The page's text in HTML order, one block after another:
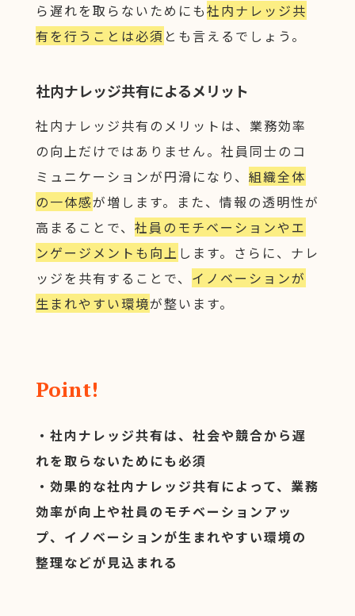
ら遅れを取らないためにも社内ナレッジ共
有を行うことは必須 とも言えるでしょう。
社内ナレッジ共有によるメリット
社内ナレッジ共有のメリットは、業務効率
の向上だけではありません。社員同士のコ
ミュニケーションが円滑になり、 組織全体
の一体感が増します。また、情報の透明性が
高まることで、 社員のモチベーションやエ
ンゲージメントも向上 します。さらに、ナレ
ッジを共有することで、 イノベーションが
生まれやすい環境が整います。
Point!
・社内ナレッジ共有は、社会や競合から遅
れを取らないためにも必須
・効果的な社内ナレッジ共有によって、業務
効率が向上や社員のモチベーションアッ
プ、イノベーションが生まれやすい環境の
整理などが見込まれる